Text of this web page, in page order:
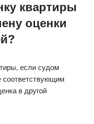
квартиры
оценки
если судом
соответствующим
в другой